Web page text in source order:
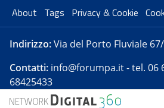
About Tags Privacy & Cookie
Indirizzo:Via del Porto Fluviale
Contatti: info@forumpa.it- tel. 06
68425433